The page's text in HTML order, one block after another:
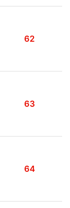
62
63
64